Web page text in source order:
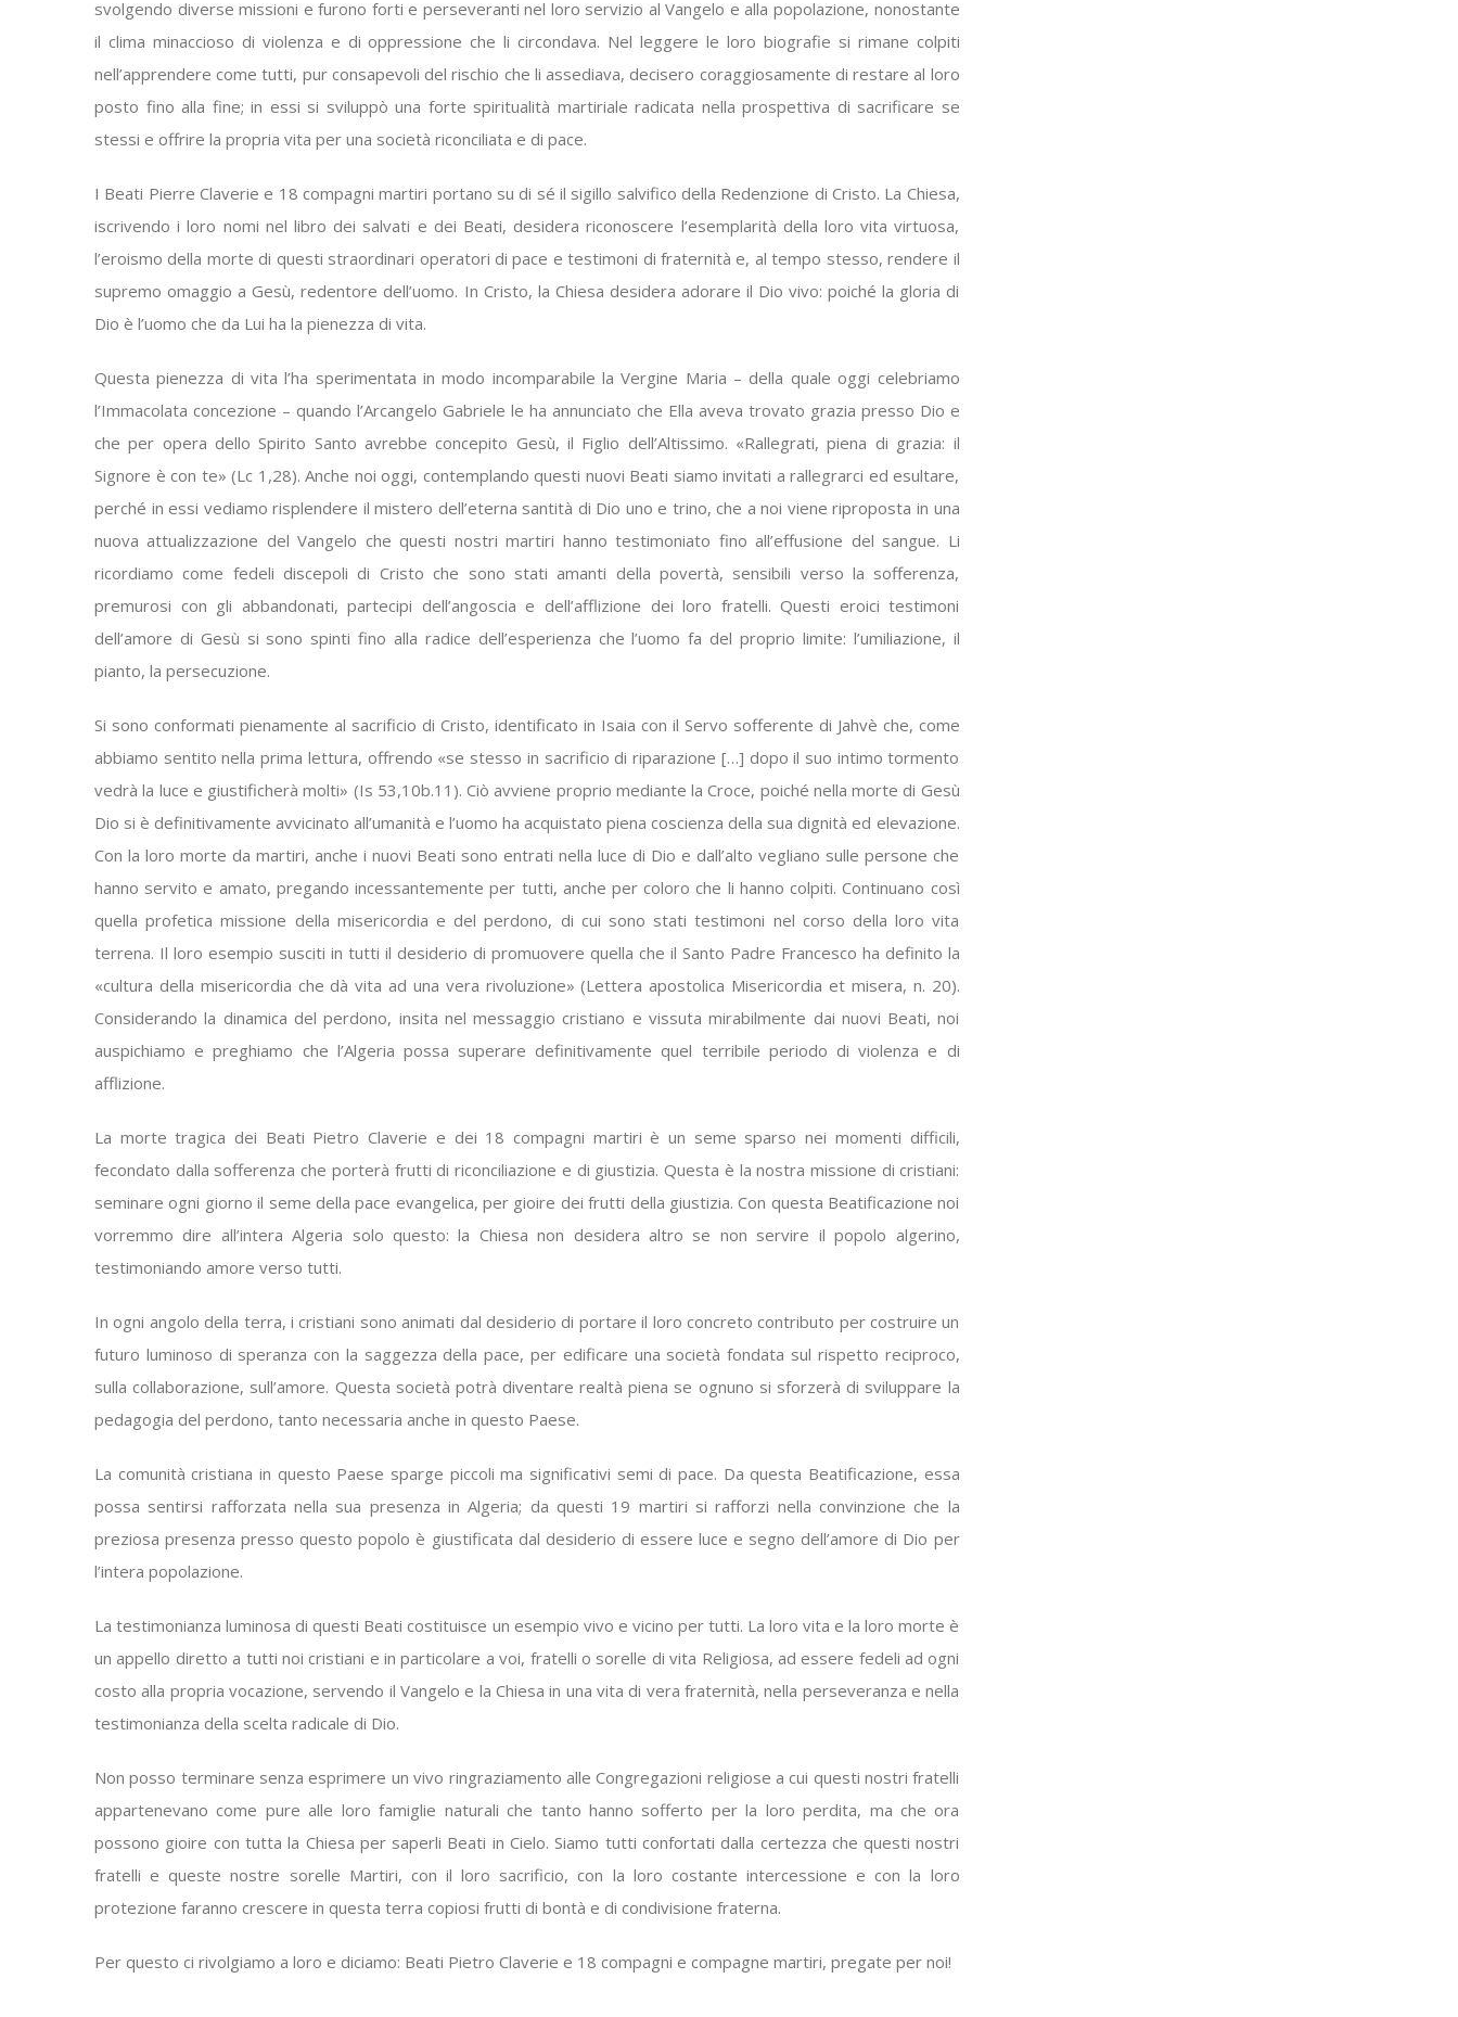
svolgendo diverse missioni e furono forti e perseveranti nel loro servizio al Vangelo e alla popolazione, nonostante
il clima minaccioso di violenza e di oppressione che li circondava. Nel leggere le loro biografie si rimane colpiti
nell’apprendere come tutti, pur consapevoli del rischio che li assediava, decisero coraggiosamente di restare al loro
posto fino alla fine; in essi si sviluppò una forte spiritualità martiriale radicata nella prospettiva di sacrificare se
stessi e offrire la propria vita per una società riconciliata e di pace.
I Beati Pierre Claverie e 18 compagni martiri portano su di sé il sigillo salvifico della Redenzione di Cristo. La Chiesa,
iscrivendo i loro nomi nel libro dei salvati e dei Beati, desidera riconoscere l’esemplarità della loro vita virtuosa,
l’eroismo della morte di questi straordinari operatori di pace e testimoni di fraternità e, al tempo stesso, rendere il
supremo omaggio a Gesù, redentore dell’uomo. In Cristo, la Chiesa desidera adorare il Dio vivo: poiché la gloria di
Dio è l’uomo che da Lui ha la pienezza di vita.
Questa pienezza di vita l’ha sperimentata in modo incomparabile la Vergine Maria – della quale oggi celebriamo
l’Immacolata concezione – quando l’Arcangelo Gabriele le ha annunciato che Ella aveva trovato grazia presso Dio e
che per opera dello Spirito Santo avrebbe concepito Gesù, il Figlio dell’Altissimo. «Rallegrati, piena di grazia: il
Signore è con te» (Lc 1,28). Anche noi oggi, contemplando questi nuovi Beati siamo invitati a rallegrarci ed esultare,
perché in essi vediamo risplendere il mistero dell’eterna santità di Dio uno e trino, che a noi viene riproposta in una
nuova attualizzazione del Vangelo che questi nostri martiri hanno testimoniato fino all’effusione del sangue. Li
ricordiamo come fedeli discepoli di Cristo che sono stati amanti della povertà, sensibili verso la sofferenza,
premurosi con gli abbandonati, partecipi dell’angoscia e dell’afflizione dei loro fratelli. Questi eroici testimoni
dell’amore di Gesù si sono spinti fino alla radice dell’esperienza che l’uomo fa del proprio limite: l’umiliazione, il
pianto, la persecuzione.
Si sono conformati pienamente al sacrificio di Cristo, identificato in Isaia con il Servo sofferente di Jahvè che, come
abbiamo sentito nella prima lettura, offrendo «se stesso in sacrificio di riparazione […] dopo il suo intimo tormento
vedrà la luce e giustificherà molti» (Is 53,10b.11). Ciò avviene proprio mediante la Croce, poiché nella morte di Gesù
Dio si è definitivamente avvicinato all’umanità e l’uomo ha acquistato piena coscienza della sua dignità ed elevazione.
Con la loro morte da martiri, anche i nuovi Beati sono entrati nella luce di Dio e dall’alto vegliano sulle persone che
hanno servito e amato, pregando incessantemente per tutti, anche per coloro che li hanno colpiti. Continuano così
quella profetica missione della misericordia e del perdono, di cui sono stati testimoni nel corso della loro vita
terrena. Il loro esempio susciti in tutti il desiderio di promuovere quella che il Santo Padre Francesco ha definito la
«cultura della misericordia che dà vita ad una vera rivoluzione» (Lettera apostolica Misericordia et misera, n. 20).
Considerando la dinamica del perdono, insita nel messaggio cristiano e vissuta mirabilmente dai nuovi Beati, noi
auspichiamo e preghiamo che l’Algeria possa superare definitivamente quel terribile periodo di violenza e di
afflizione.
La morte tragica dei Beati Pietro Claverie e dei 18 compagni martiri è un seme sparso nei momenti difficili,
fecondato dalla sofferenza che porterà frutti di riconciliazione e di giustizia. Questa è la nostra missione di cristiani:
seminare ogni giorno il seme della pace evangelica, per gioire dei frutti della giustizia. Con questa Beatificazione noi
vorremmo dire all’intera Algeria solo questo: la Chiesa non desidera altro se non servire il popolo algerino,
testimoniando amore verso tutti.
In ogni angolo della terra, i cristiani sono animati dal desiderio di portare il loro concreto contributo per costruire un
futuro luminoso di speranza con la saggezza della pace, per edificare una società fondata sul rispetto reciproco,
sulla collaborazione, sull’amore. Questa società potrà diventare realtà piena se ognuno si sforzerà di sviluppare la
pedagogia del perdono, tanto necessaria anche in questo Paese.
La comunità cristiana in questo Paese sparge piccoli ma significativi semi di pace. Da questa Beatificazione, essa
possa sentirsi rafforzata nella sua presenza in Algeria; da questi 19 martiri si rafforzi nella convinzione che la
preziosa presenza presso questo popolo è giustificata dal desiderio di essere luce e segno dell’amore di Dio per
l’intera popolazione.
La testimonianza luminosa di questi Beati costituisce un esempio vivo e vicino per tutti. La loro vita e la loro morte è
un appello diretto a tutti noi cristiani e in particolare a voi, fratelli o sorelle di vita Religiosa, ad essere fedeli ad ogni
costo alla propria vocazione, servendo il Vangelo e la Chiesa in una vita di vera fraternità, nella perseveranza e nella
testimonianza della scelta radicale di Dio.
Non posso terminare senza esprimere un vivo ringraziamento alle Congregazioni religiose a cui questi nostri fratelli
appartenevano come pure alle loro famiglie naturali che tanto hanno sofferto per la loro perdita, ma che ora
possono gioire con tutta la Chiesa per saperli Beati in Cielo. Siamo tutti confortati dalla certezza che questi nostri
fratelli e queste nostre sorelle Martiri, con il loro sacrificio, con la loro costante intercessione e con la loro
protezione faranno crescere in questa terra copiosi frutti di bontà e di condivisione fraterna.
Per questo ci rivolgiamo a loro e diciamo: Beati Pietro Claverie e 18 compagni e compagne martiri, pregate per noi!